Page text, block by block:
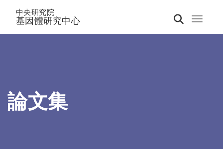
Toggle
中央研究院
基因體研究中心
論文集